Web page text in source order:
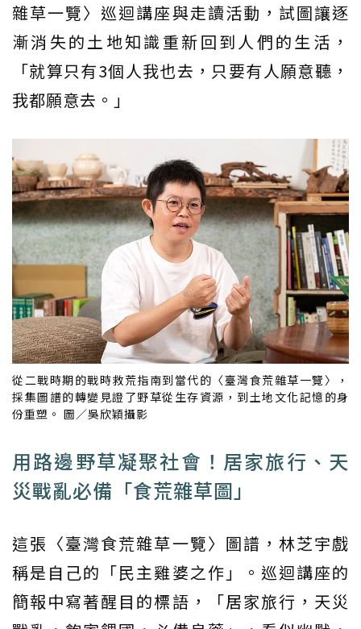
雜草一覽〉巡迴講座與走讀活動，試圖讓逐
漸消失的土地知識重新回到人們的生活，
「就算只有3個人我也去，只要有人願意聽，
我都願意去。」
從二戰時期的戰時救荒指南到當代的〈臺灣食荒雜草一覽〉，
採集圖譜的轉變見證了野草從生存資源，到土地文化記憶的身
份重塑。 圖／吳欣穎攝影
用路邊野草凝聚社會！居家旅行、天
災戰亂必備「食荒雜草圖」
這張〈臺灣食荒雜草一覽〉圖譜，林芝宇戲
稱是自己的「民主雞婆之作」。巡迴講座的
簡報中寫著醒目的標語，「居家旅行，天災